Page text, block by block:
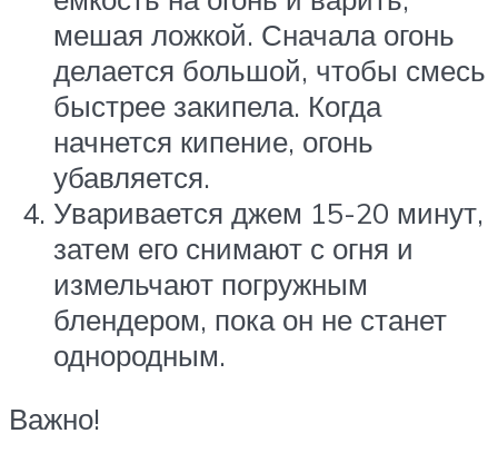
мешая ложкой. Сначала огонь
делается большой, чтобы смесь
быстрее закипела. Когда
начнется кипение, огонь
убавляется.
Уваривается джем 15-20 минут,
затем его снимают с огня и
измельчают погружным
блендером, пока он не станет
однородным.
Важно!